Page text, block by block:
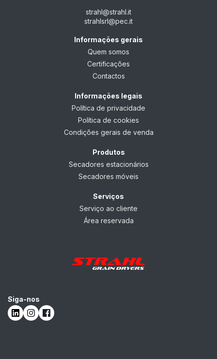
strahl@strahl.it
strahlsrl@pec.it
Informações gerais
Quem somos
Certificações
Contactos
Informações legais
Política de privacidade
Política de cookies
Condições gerais de venda
Produtos
Secadores estacionários
Secadores móveis
Serviços
Serviço ao cliente
Área reservada
Siga-nos